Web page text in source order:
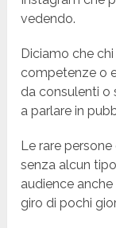
vedendo.
Diciamo che
competenze o
da consulenti o
a parlare in
Le rare
senza alcun
audience
giro di pochi